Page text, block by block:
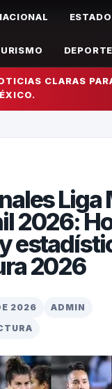
CLARAS
Liga
2026:
2026
2026
ADMIN